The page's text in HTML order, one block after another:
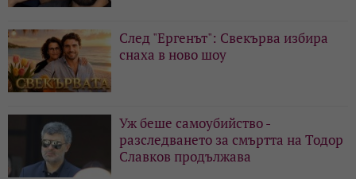
След "Ергенът": Свекърва избира
снаха в ново шоу
Уж беше самоубийство -
разследването за смъртта на Тодор
Славков продължава